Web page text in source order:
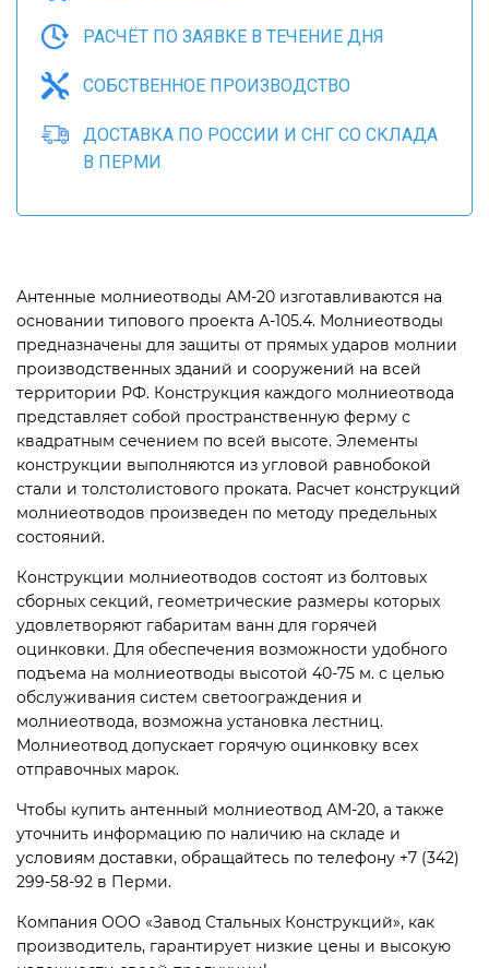
РАСЧЁТ ПО ЗАЯВКЕ В ТЕЧЕНИЕ ДНЯ
СОБСТВЕННОЕ ПРОИЗВОДСТВО
ДОСТАВКА ПО РОССИИ И СНГ СО СКЛАДА
В ПЕРМИ
Антенные молниеотводы АМ-20 изготавливаются на
основании типового проекта А-105.4. Молниеотводы
предназначены для защиты от прямых ударов молнии
производственных зданий и сооружений на всей
территории РФ. Конструкция каждого молниеотвода
представляет собой пространственную ферму с
квадратным сечением по всей высоте. Элементы
конструкции выполняются из угловой равнобокой
стали и толстолистового проката. Расчет конструкций
молниеотводов произведен по методу предельных
состояний.
Конструкции молниеотводов состоят из болтовых
сборных секций, геометрические размеры которых
удовлетворяют габаритам ванн для горячей
оцинковки. Для обеспечения возможности удобного
подъема на молниеотводы высотой 40-75 м. с целью
обслуживания систем светоограждения и
молниеотвода, возможна установка лестниц.
Молниеотвод допускает горячую оцинковку всех
отправочных марок.
Чтобы купить антенный молниеотвод АМ-20, а также
уточнить информацию по наличию на складе и
условиям доставки, обращайтесь по телефону +7 (342)
299-58-92 в Перми.
Компания ООО «Завод Стальных Конструкций», как
производитель, гарантирует низкие цены и высокую